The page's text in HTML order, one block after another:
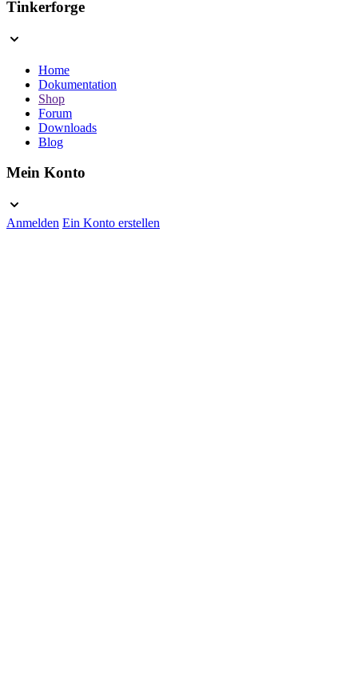
Tinkerforge
Home
Dokumentation
Shop
Forum
Downloads
Blog
Mein Konto
Anmelden Ein Konto erstellen